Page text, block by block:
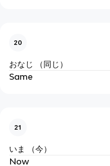
20
おなじ （同じ）
Same
21
いま （今）
Now